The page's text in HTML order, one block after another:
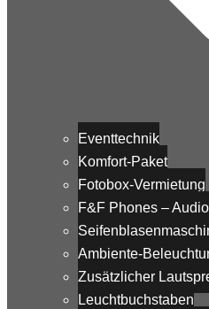
Eventtechnik
Komfort-Paket
Fotobox-Vermietung
F&F Phones –
Ambiente-
Zusätzlicher
Leuchtbuchstaben